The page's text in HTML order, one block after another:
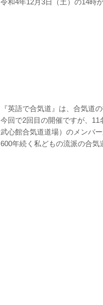
令和4年12月3日（土）の14時
『英語で合気道』は、合気道
今回で2回目の開催ですが、
武心館合気道道場）のメンバ
600年続く私どもの流派の合気